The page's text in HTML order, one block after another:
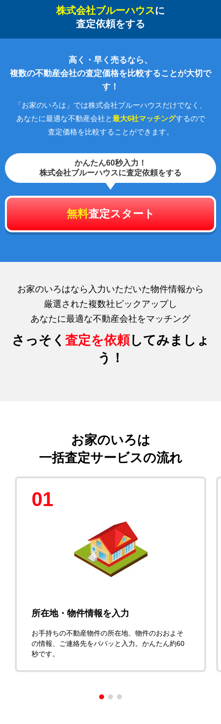
株式会社ブルーハウスに
査定依頼をする
高く・早く売るなら、
複数の不動産会社の査定価格を比較することが大切で
す！
「お家のいろは」では株式会社ブルーハウスだけでなく、
あなたに最適な不動産会社と最大6社マッチングするので
査定価格を比較することができます。
かんたん60秒入力！
株式会社ブルーハウスに査定依頼をする
無料査定スタート
お家のいろはなら入力いただいた物件情報から
厳選された複数社ピックアップし
あなたに最適な不動産会社をマッチング
さっそく 査定を依頼してみましょ
う！
お家のいろは
一括査定サービスの流れ
01
所在地・物件情報を入力
お手持ちの不動産物件の所在地、物件のおおよそ
の情報、ご連絡先をパパッと入力。かんたん約60
秒です。